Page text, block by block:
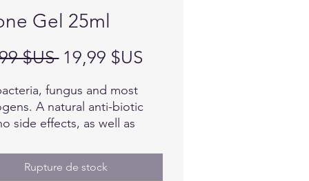
Gel 25ml
$US Prix
19,99 $USPrix
fungus and most
A natural anti-biotic
side effects, as well as
100% Natural and
Ozone has been used
Rupture de stock